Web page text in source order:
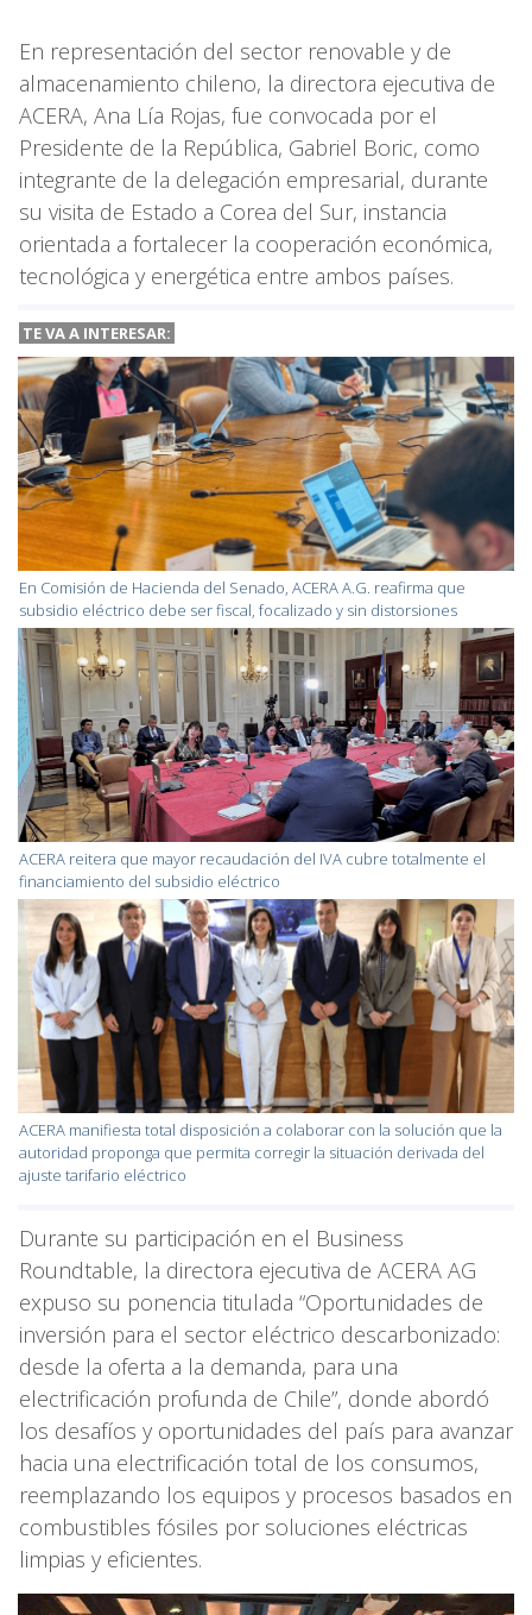
En representación del sector renovable y de
almacenamiento chileno, la directora ejecutiva de
ACERA, Ana Lía Rojas, fue convocada por el
Presidente de la República, Gabriel Boric, como
integrante de la delegación empresarial, durante
su visita de Estado a Corea del Sur, instancia
orientada a fortalecer la cooperación económica,
tecnológica y energética entre ambos países.
TE VA A INTERESAR:
En Comisión de Hacienda del Senado, ACERA A.G. reafirma que
subsidio eléctrico debe ser fiscal, focalizado y sin distorsiones
ACERA reitera que mayor recaudación del IVA cubre totalmente el
financiamiento del subsidio eléctrico
ACERA manifiesta total disposición a colaborar con la solución que la
autoridad proponga que permita corregir la situación derivada del
ajuste tarifario eléctrico
Durante su participación en el Business
Roundtable, la directora ejecutiva de ACERA AG
expuso su ponencia titulada “Oportunidades de
inversión para el sector eléctrico descarbonizado:
desde la oferta a la demanda, para una
electrificación profunda de Chile”, donde abordó
los desafíos y oportunidades del país para avanzar
hacia una electrificación total de los consumos,
reemplazando los equipos y procesos basados en
combustibles fósiles por soluciones eléctricas
limpias y eficientes.